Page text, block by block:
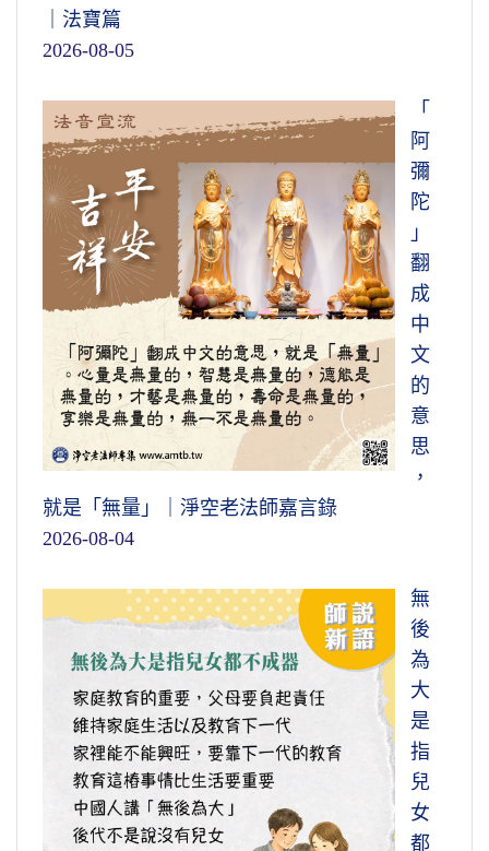
｜法寶篇
2026-08-05
「
阿
彌
陀
」
翻
成
中
文
的
意
思
，
就是「無量」｜淨空老法師嘉言錄
2026-08-04
無
後
為
大
是
指
兒
女
都